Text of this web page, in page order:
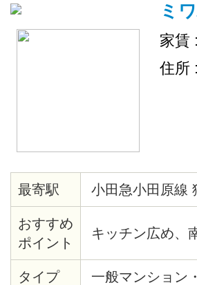
ミ
家賃
住所
最寄駅 小田急小田原線
おすすめ
ポイント
キッチン広め、
タイプ 一般マンション